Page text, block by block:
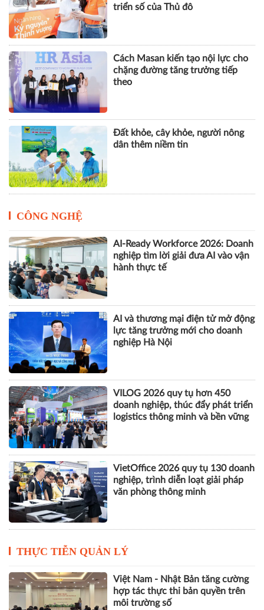
triển số của Thủ đô
Cách Masan kiến tạo nội lực cho
chặng đường tăng trưởng tiếp
theo
Đất khỏe, cây khỏe, người nông
dân thêm niềm tin
CÔNG NGHỆ
AI-Ready Workforce 2026: Doanh
nghiệp tìm lời giải đưa AI vào vận
hành thực tế
AI và thương mại điện tử mở động
lực tăng trưởng mới cho doanh
nghiệp Hà Nội
VILOG 2026 quy tụ hơn 450
doanh nghiệp, thúc đẩy phát triển
logistics thông minh và bền vững
VietOffice 2026 quy tụ 130 doanh
nghiệp, trình diễn loạt giải pháp
văn phòng thông minh
THỰC TIỄN QUẢN LÝ
Việt Nam - Nhật Bản tăng cường
hợp tác thực thi bản quyền trên
môi trường số